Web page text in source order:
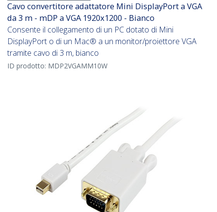
Cavo convertitore adattatore Mini DisplayPort a VGA
da 3 m - mDP a VGA 1920x1200 - Bianco
Consente il collegamento di un PC dotato di Mini
DisplayPort o di un Mac® a un monitor/proiettore VGA
tramite cavo di 3 m, bianco
ID prodotto: MDP2VGAMM10W